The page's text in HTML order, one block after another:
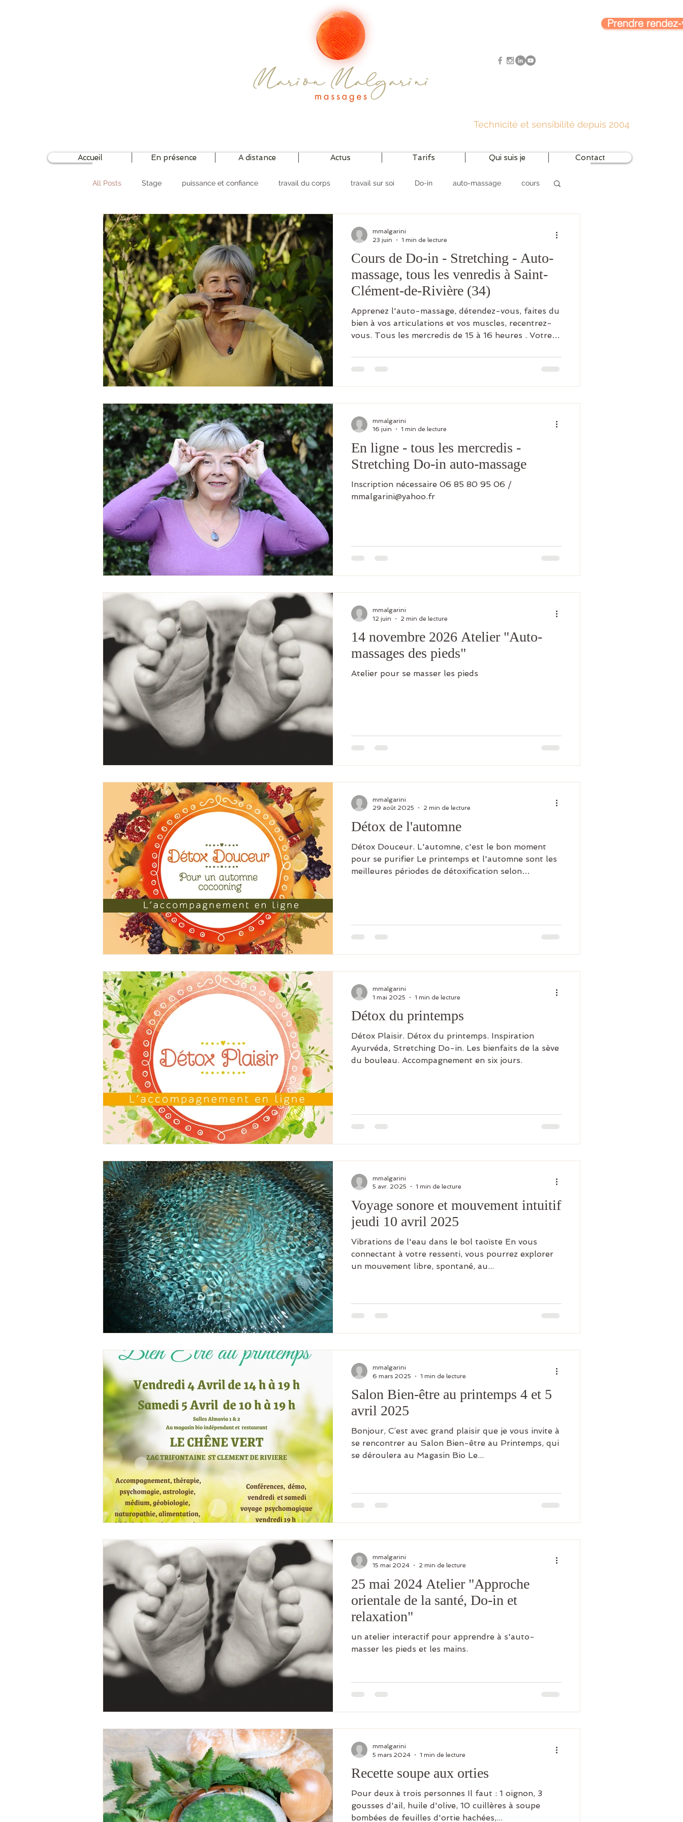
Prendre
Technicité et sensibilité depuis 2004
Accueil En présence A distance Actus Tarifs Qui suis je Contact
All Posts Stage puissance et confiance travail du corps travail sur soi Do-in auto-massage cours
Shiatsu Mutuelles
Cours de Do-in - Stretching - Auto-
massage, tous les venredis à Saint-
Clément-de-Rivière (34)
Apprenez l'auto-massage, détendez-vous, faites du
bien à vos articulations et vos muscles, recentrez-
vous. Tous les mercredis de 15 à 16 heures . Votre
séances. Vos tensions musculaires et articulaires
s'estomperont. Vous gagnez en souplesse et en
autonomie, parce que vous apprenez les exercices.
l'année (payable en deux ou trois fois). Ce t
mmalgarini
23 juin
1 min de lecture
En ligne - tous les mercredis -
Stretching Do-in auto-massage
Inscription nécessaire 06 85 80 95 06 /
mmalgarini@yahoo.fr
mmalgarini
16 juin
1 min de lecture
14 novembre 2026 Atelier "Auto-
massages des pieds"
Atelier pour se masser les pieds
mmalgarini
12 juin
2 min de lecture
Détox de l'automne
Détox Douceur. L'automne, c'est le bon moment
pour se purifier Le printemps et l'automne sont les
meilleures périodes de détoxification selon
récupération. Pour en savoir plus sur
mmalgarini
29 août 2025
2 min de lecture
Détox du printemps
Détox Plaisir. Détox du printemps. Inspiration
Ayurvéda, Stretching Do-in. Les bienfaits de la sève
du bouleau. Accompagnement en six jours.
mmalgarini
1 mai 2025
1 min de lecture
Voyage sonore et mouvement intuitif
jeudi 10 avril 2025
Vibrations de l'eau dans le bol taoïste En vous
connectant à votre ressenti, vous pourrez explorer
un mouvement libre, spontané, au...
mmalgarini
5 avr. 2025
1 min de lecture
Salon Bien-être au printemps 4 et 5
avril 2025
Bonjour, C’est avec grand plaisir que je vous invite à
se rencontrer au Salon Bien-être au Printemps, qui
se déroulera au Magasin Bio Le...
mmalgarini
6 mars 2025
1 min de lecture
25 mai 2024 Atelier "Approche
orientale de la santé, Do-in et
relaxation"
un atelier interactif pour apprendre à s'auto-
masser les pieds et les mains.
mmalgarini
15 mai 2024
2 min de lecture
Recette soupe aux orties
Pour deux à trois personnes Il faut : 1 oignon, 3
gousses d'ail, huile d'olive, 10 cuillères à soupe
bombées de feuilles d'ortie hachées,...
mmalgarini
5 mars 2024
1 min de lecture